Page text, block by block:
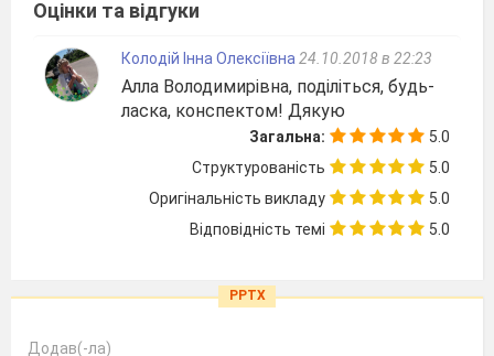
Оцінки та відгуки
Колодій Інна Олексіївна 24.10.2018 в 22:23
Алла Володимирівна, поділіться, будь-
ласка, конспектом! Дякую
Загальна:
5.0
Структурованість
5.0
Оригінальність викладу
5.0
Відповідність темі
5.0
PPTX
Додав(-ла)